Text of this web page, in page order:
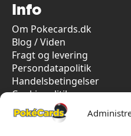
Info
Om Pokecards.dk
Blog / Viden
Fragt og levering
Persondatapolitik
Handelsbetingelser
Cookiepolitik
Vi har kun 5-stjernet